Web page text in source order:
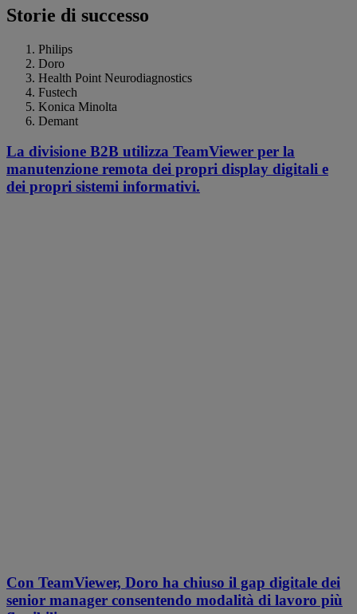
Storie di successo
Philips
Doro
Health Point Neurodiagnostics
Fustech
Konica Minolta
Demant
La divisione B2B utilizza TeamViewer per la
manutenzione remota dei propri display digitali e
dei propri sistemi informativi.
Con TeamViewer, Doro ha chiuso il gap digitale dei
senior manager consentendo modalità di lavoro più